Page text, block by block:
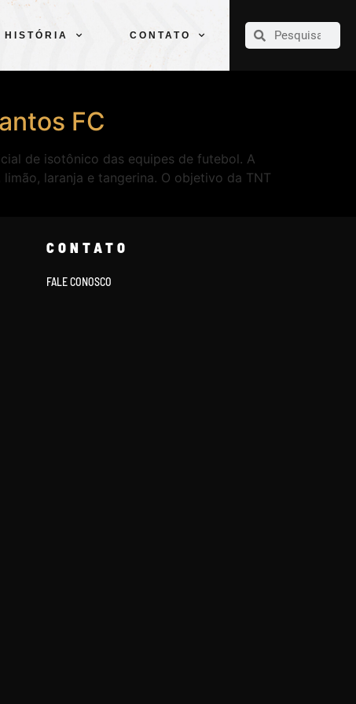
HISTÓRIA CONTATO
CLUBE
FC
de isotônico das equipes de futebol. A
laranja e tangerina. O objetivo da TNT
CONTATO
FALE CONOSCO